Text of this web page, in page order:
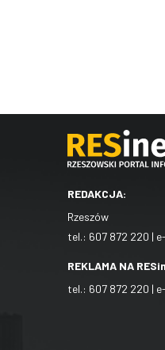
REDAKCJA:
Rzeszów
tel.: 607 872 220 |
REKLAMA NA
tel.: 607 872 220 |